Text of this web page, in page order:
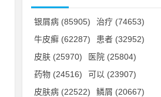
银屑病 (85905) 治疗 (74653)
牛皮癣 (62287) 患者 (32952)
皮肤 (25970) 医院 (25804)
药物 (24516) 可以 (23907)
皮肤病 (22522) 鳞屑 (20667)